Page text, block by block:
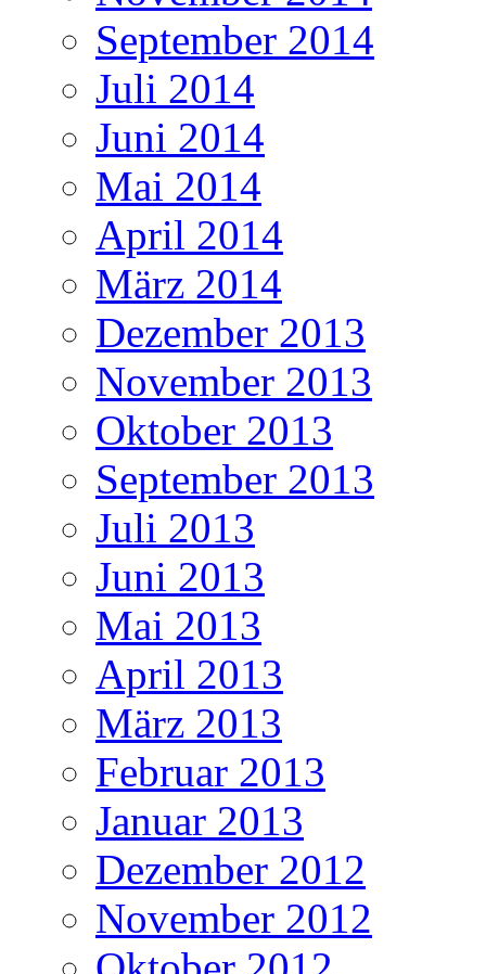
September 2014
Juli 2014
Juni 2014
Mai 2014
April 2014
März 2014
Dezember 2013
November 2013
Oktober 2013
September 2013
Juli 2013
Juni 2013
Mai 2013
April 2013
März 2013
Februar 2013
Januar 2013
Dezember 2012
November 2012